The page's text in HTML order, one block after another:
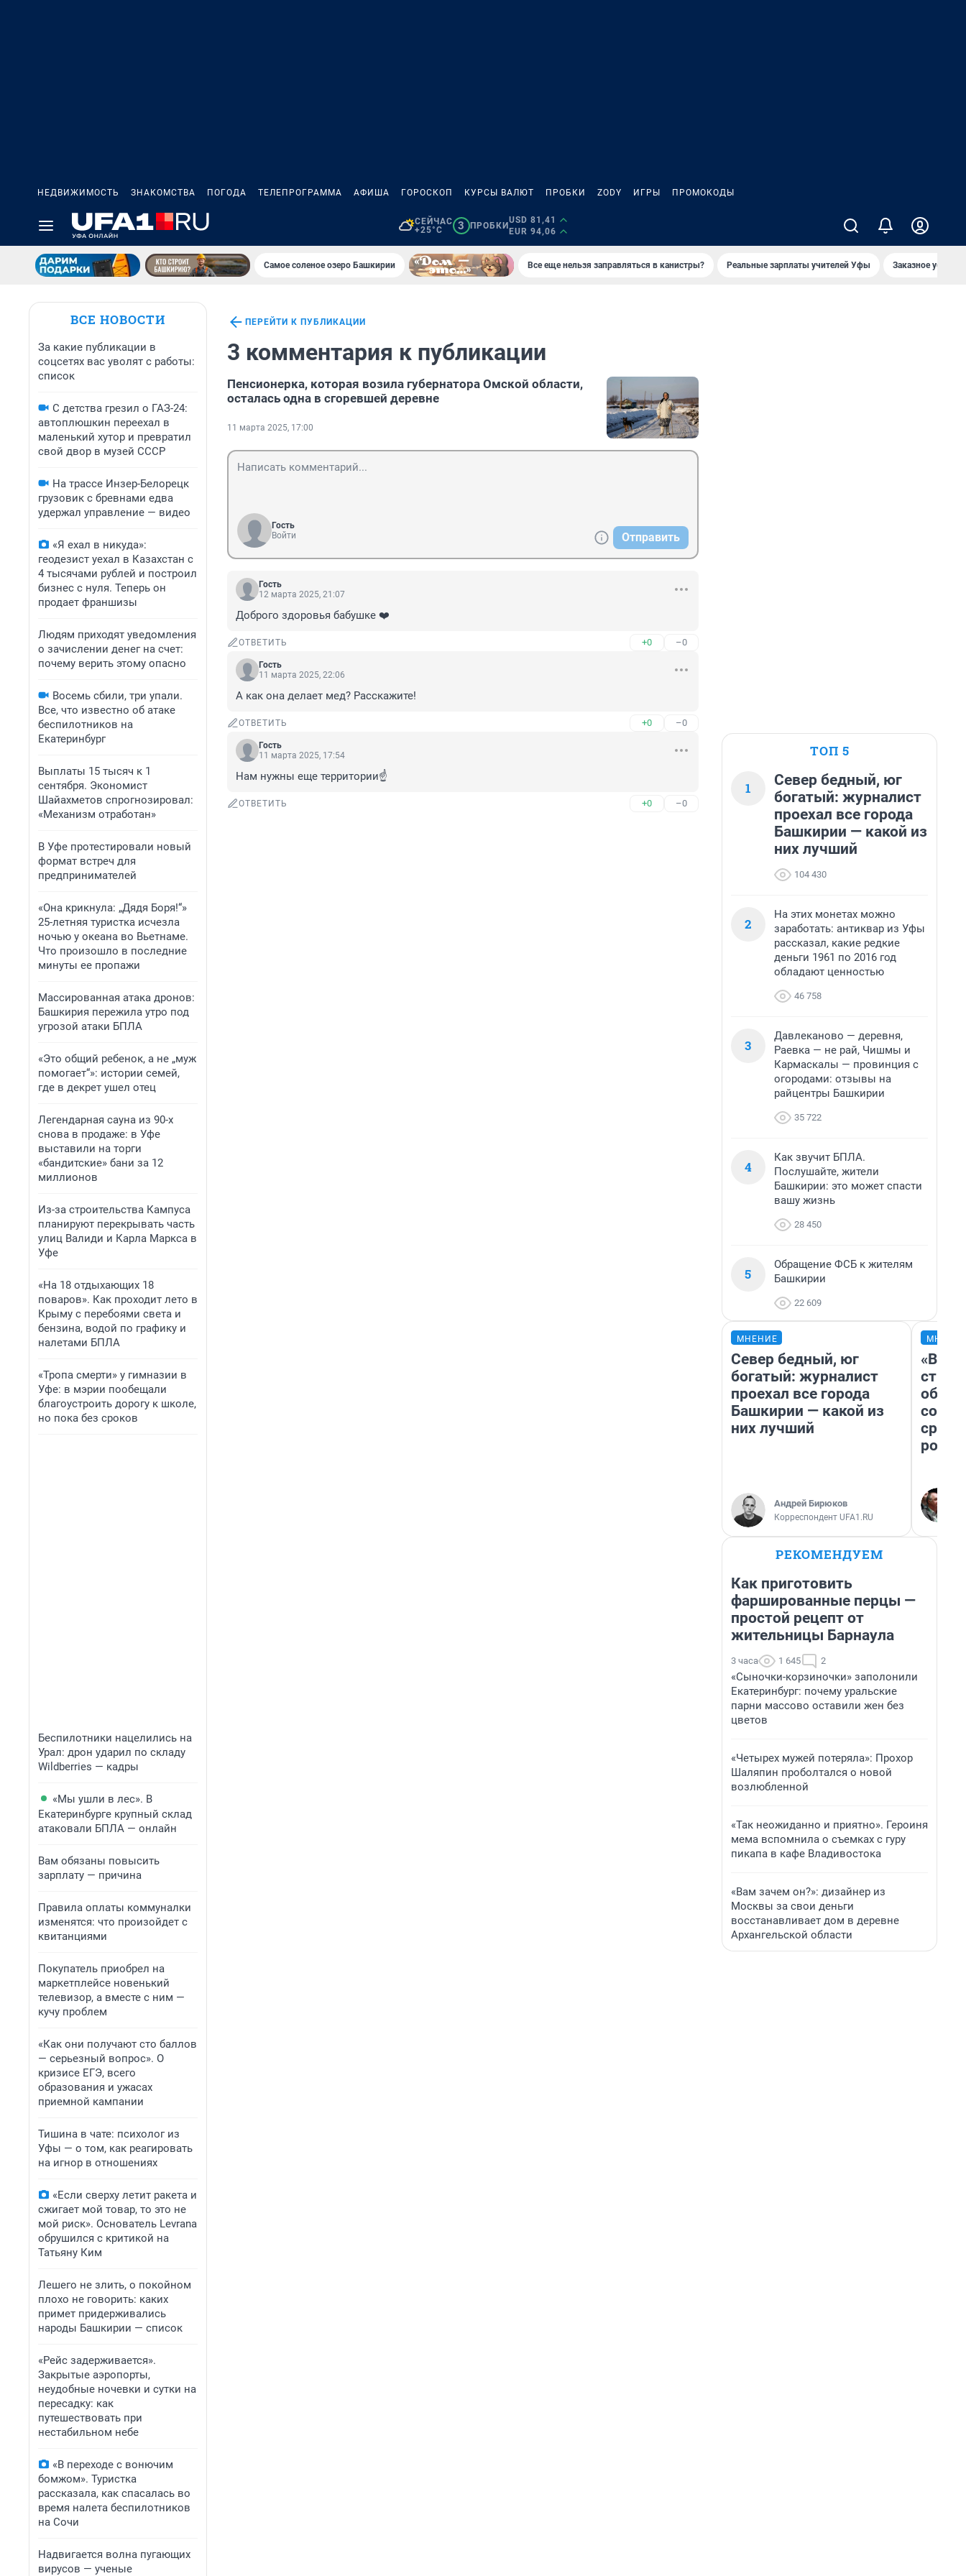
НЕДВИЖИМОСТЬ ЗНАКОМСТВА ПОГОДА ТЕЛЕПРОГРАММА АФИША ГОРОСКОП КУРСЫ ВАЛЮТ ПРОБКИ ZODY ИГРЫ ПРОМОКОДЫ
СЕЙЧАС
+25°C
3 ПРОБКИ
USD 81,41
EUR 94,06
Самое соленое озеро Башкирии Все еще нельзя заправляться в канистры? Реальные зарплаты учителей Уфы Заказное
ВСЕ НОВОСТИ
За какие публикации в
соцсетях вас уволят с работы:
список
С детства грезил о ГАЗ-24:
автоплюшкин переехал в
маленький хутор и превратил
свой двор в музей СССР
На трассе Инзер-Белорецк
грузовик с бревнами едва
удержал управление — видео
«Я ехал в никуда»:
геодезист уехал в Казахстан с
4 тысячами рублей и построил
бизнес с нуля. Теперь он
продает франшизы
Людям приходят уведомления
о зачислении денег на счет:
почему верить этому опасно
Восемь сбили, три упали.
Все, что известно об атаке
беспилотников на
Екатеринбург
Выплаты 15 тысяч к 1
сентября. Экономист
Шайахметов спрогнозировал:
«Механизм отработан»
В Уфе протестировали новый
формат встреч для
предпринимателей
«Она крикнула: „Дядя Боря!“»
25-летняя туристка исчезла
ночью у океана во Вьетнаме.
Что произошло в последние
минуты ее пропажи
Массированная атака дронов:
Башкирия пережила утро под
угрозой атаки БПЛА
«Это общий ребенок, а не „муж
помогает“»: истории семей,
где в декрет ушел отец
Легендарная сауна из 90-х
снова в продаже: в Уфе
выставили на торги
«бандитские» бани за 12
миллионов
Из-за строительства Кампуса
планируют перекрывать часть
улиц Валиди и Карла Маркса в
Уфе
«На 18 отдыхающих 18
поваров». Как проходит лето в
Крыму с перебоями света и
бензина, водой по графику и
налетами БПЛА
«Тропа смерти» у гимназии в
Уфе: в мэрии пообещали
благоустроить дорогу к школе,
но пока без сроков
Беспилотники нацелились на
Урал: дрон ударил по складу
Wildberries — кадры
«Мы ушли в лес». В
Екатеринбурге крупный склад
атаковали БПЛА — онлайн
Вам обязаны повысить
зарплату — причина
Правила оплаты коммуналки
изменятся: что произойдет с
квитанциями
Покупатель приобрел на
маркетплейсе новенький
телевизор, а вместе с ним —
кучу проблем
«Как они получают сто баллов
— серьезный вопрос». О
кризисе ЕГЭ, всего
образования и ужасах
приемной кампании
Тишина в чате: психолог из
Уфы — о том, как реагировать
на игнор в отношениях
«Если сверху летит ракета и
сжигает мой товар, то это не
мой риск». Основатель Levrana
обрушился с критикой на
Татьяну Ким
Лешего не злить, о покойном
плохо не говорить: каких
примет придерживались
народы Башкирии — список
«Рейс задерживается».
Закрытые аэропорты,
неудобные ночевки и сутки на
пересадку: как
путешествовать при
нестабильном небе
«В переходе с вонючим
бомжом». Туристка
рассказала, как спасалась во
время налета беспилотников
на Сочи
Надвигается волна пугающих
вирусов — ученые
ПЕРЕЙТИ К ПУБЛИКАЦИИ
3 комментария к публикации
Пенсионерка, которая возила губернатора Омской области,
осталась одна в сгоревшей деревне
11 марта 2025, 17:00
Гость
Войти
Отправить
Гость
12 марта 2025, 21:07
Доброго здоровья бабушке ❤️
ОТВЕТИТЬ +0 –0
Гость
11 марта 2025, 22:06
А как она делает мед? Расскажите!
ОТВЕТИТЬ +0 –0
Гость
11 марта 2025, 17:54
Нам нужны еще территории☝️
ОТВЕТИТЬ +0 –0
ТОП 5
1
Север бедный, юг
богатый: журналист
проехал все города
Башкирии — какой из
них лучший
104 430
2
На этих монетах можно
заработать: антиквар из Уфы
рассказал, какие редкие
деньги 1961 по 2016 год
обладают ценностью
46 758
3
Давлеканово — деревня,
Раевка — не рай, Чишмы и
Кармаскалы — провинция с
огородами: отзывы на
райцентры Башкирии
35 722
4
Как звучит БПЛА.
Послушайте, жители
Башкирии: это может спасти
вашу жизнь
28 450
5
Обращение ФСБ к жителям
Башкирии
22 609
МНЕНИЕ
Север бедный, юг
богатый: журналист
проехал все города
Башкирии — какой из
них лучший
Андрей Бирюков
Корреспондент UFA1.RU
«В
РЕКОМЕНДУЕМ
Как приготовить
фаршированные перцы —
простой рецепт от
жительницы Барнаула
3 часа 1 645 2
«Сыночки-корзиночки» заполонили
Екатеринбург: почему уральские
парни массово оставили жен без
цветов
«Четырех мужей потеряла»: Прохор
Шаляпин проболтался о новой
возлюбленной
«Так неожиданно и приятно». Героиня
мема вспомнила о съемках с гуру
пикапа в кафе Владивостока
«Вам зачем он?»: дизайнер из
Москвы за свои деньги
восстанавливает дом в деревне
Архангельской области